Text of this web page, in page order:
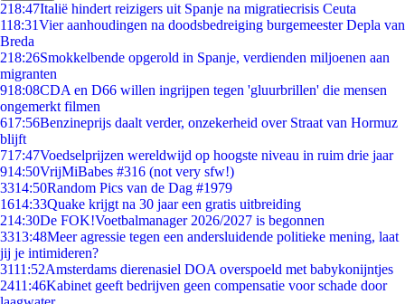
218:47Italië hindert reizigers uit Spanje na migratiecrisis Ceuta
118:31Vier aanhoudingen na doodsbedreiging burgemeester Depla van
Breda
218:26Smokkelbende opgerold in Spanje, verdienden miljoenen aan
migranten
918:08CDA en D66 willen ingrijpen tegen 'gluurbrillen' die mensen
ongemerkt filmen
617:56Benzineprijs daalt verder, onzekerheid over Straat van Hormuz
blijft
717:47Voedselprijzen wereldwijd op hoogste niveau in ruim drie jaar
914:50VrijMiBabes #316 (not very sfw!)
3314:50Random Pics van de Dag #1979
1614:33Quake krijgt na 30 jaar een gratis uitbreiding
214:30De FOK!Voetbalmanager 2026/2027 is begonnen
3313:48Meer agressie tegen een andersluidende politieke mening, laat
jij je intimideren?
3111:52Amsterdams dierenasiel DOA overspoeld met babykonijntjes
2411:46Kabinet geeft bedrijven geen compensatie voor schade door